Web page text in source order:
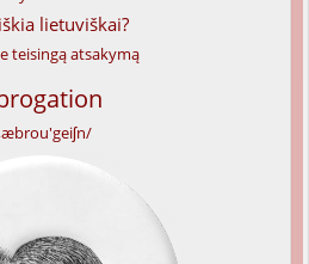
lietuviškai?
teisingą atsakymą